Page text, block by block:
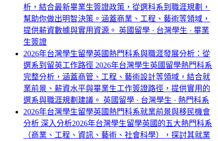
析，結合最新畢業生簽證政策，從選科系到職涯規劃，
幫助你做出明智決策。涵蓋商業、工程、藝術等領域，
提供薪資數據與實用資源。 英國留學 · 台灣學生 · 畢業
生簽證
2026年台灣學生留學英國熱門科系與職涯發展分析：從
選系到留英工作路徑 2026年台灣學生英國留學熱門科系
完整分析，涵蓋商管、工程、藝術設計等領域，結合就
業前景、薪資水平與畢業生工作簽證路徑，提供實用的
選系與職涯規劃建議。 英國留學 · 台灣學生 · 熱門科系
2026年台灣學生留學英國熱門科系就業前景與移民機會
分析 深入分析2026年台灣學生留學英國的五大熱門科系
（商業、工程、資訊、藝術、社會科學），探討其就業